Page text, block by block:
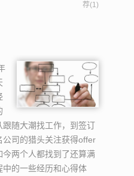
荐(1)
随大潮找工作，到签订
司的猎头关注获得offer
两个人都找到了还算满
的一些经历和心得体